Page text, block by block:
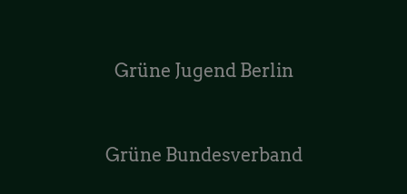
Grüne Jugend Berlin
Grüne Bundesverband